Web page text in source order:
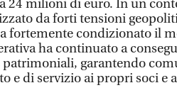
24 milioni di euro. In un
da forti tensioni
fortemente condizionato il
ha continuato a
garantendo
e di servizio ai propri soci e